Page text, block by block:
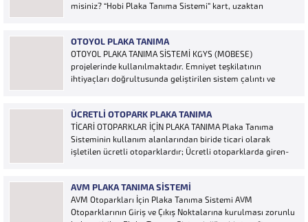
misiniz? “Hobi Plaka Tanıma Sistemi” kart, uzaktan
için yeterlidir… Plaka tanıma sistemi otoparklarda
sisteme...
OTOYOL PLAKA TANIMA
OTOYOL PLAKA TANIMA SİSTEMİ KGYS (MOBESE)
projelerinde kullanılmaktadır. Emniyet teşkilatının
ihtiyaçları doğrultusunda geliştirilen sistem çalıntı ve
araçların Plakalarının tanımlanmasına yönelik geliştirilen
bir yazılımdır. Sistem karayolları şeritlerine yerleştirilen
kameralar sayesinde alınan...
ÜCRETLI OTOPARK PLAKA TANIMA
TİCARİ OTOPARKLAR İÇİN PLAKA TANIMA Plaka Tanıma
Sisteminin kullanım alanlarından biride ticari olarak
işletilen ücretli otoparklardır; Ücretli otoparklarda giren-
Ücretin otopark girişinde araç tipine göre peşin alınması
ya...
AVM PLAKA TANIMA SISTEMI
AVM Otoparkları İçin Plaka Tanıma Sistemi AVM
Otoparklarının Giriş ve Çıkış Noktalarına kurulması zorunlu